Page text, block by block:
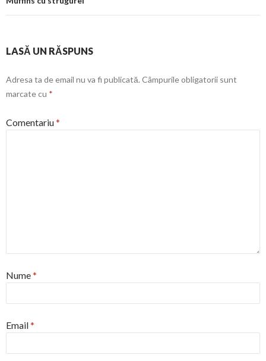
LASĂ UN RĂSPUNS
Adresa ta de email nu va fi publicată. Câmpurile obligatorii sunt
marcate cu *
Comentariu*
Nume*
Email*